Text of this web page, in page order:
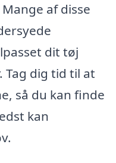
Mange af disse
dit tøj
dig tid til at
så du kan finde
kan